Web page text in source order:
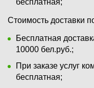
Стоимость доставки
Бесплатная
10000 бел.руб.;
При заказе услуг
бесплатная;